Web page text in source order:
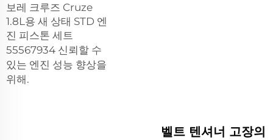
보레 크루즈 Cruze
1.8L용 새 상태 STD 엔
진 피스톤 세트
55567934 신뢰할 수
있는 엔진 성능 향상을
위해.
벨트 텐셔너 고장의